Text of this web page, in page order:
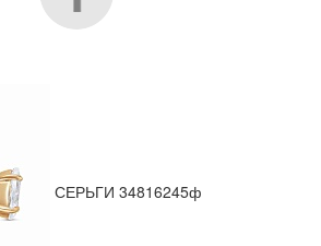
СЕРЬГИ 34816245ф